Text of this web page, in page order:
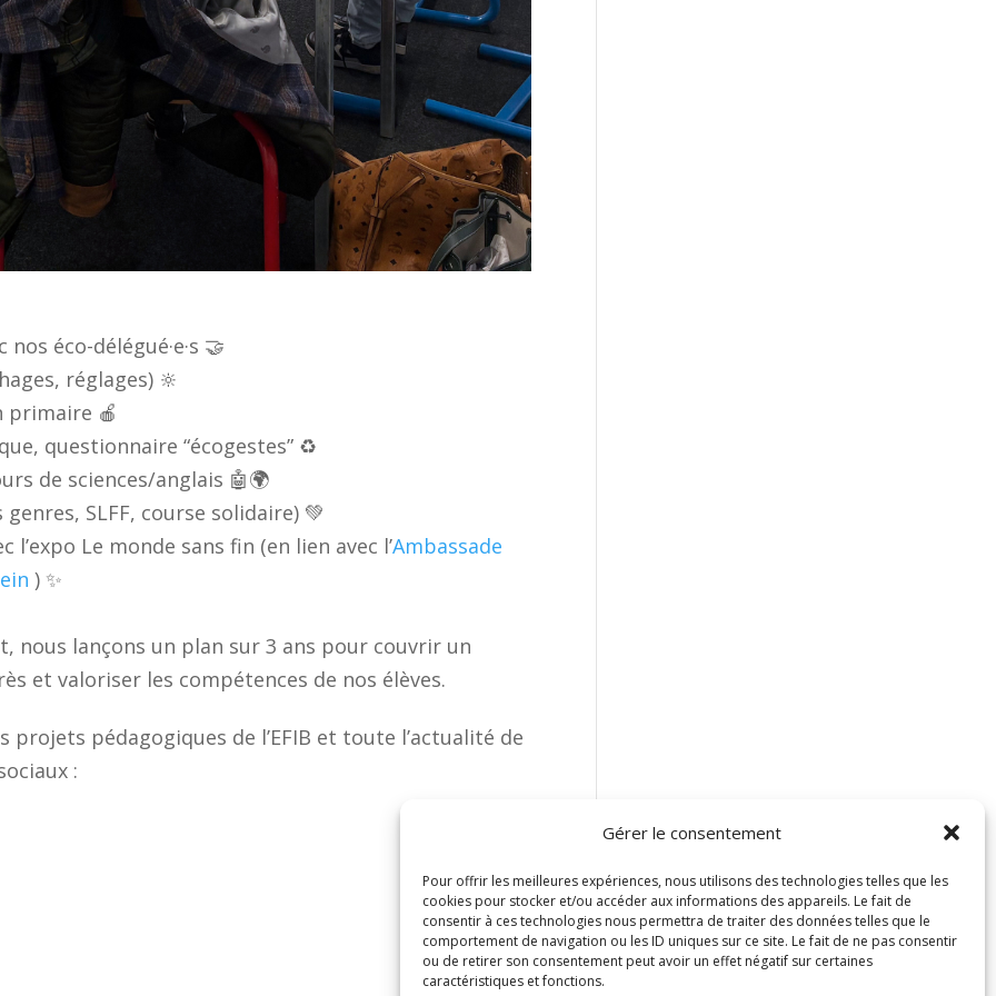
Gérer le consentement
Pour offrir les meilleures expériences, nous utilisons des technologies telles que les
cookies pour stocker et/ou accéder aux informations des appareils. Le fait de
consentir à ces technologies nous permettra de traiter des données telles que le
comportement de navigation ou les ID uniques sur ce site. Le fait de ne pas consentir
ou de retirer son consentement peut avoir un effet négatif sur certaines
caractéristiques et fonctions.
éco-délégué·e·s 🤝
réglages) 🔆
primaire 🍎
questionnaire “écogestes” ♻️
de sciences/anglais 🤖🌍
SLFF, course solidaire) 💚
Le monde sans fin (en lien avec l’Ambassade
) ✨
nous lançons un plan sur 3 ans pour couvrir un
et valoriser les compétences de nos élèves.
pédagogiques de l’EFIB et toute l’actualité de
: